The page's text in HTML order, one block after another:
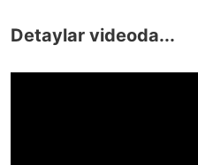
Detaylar videoda...